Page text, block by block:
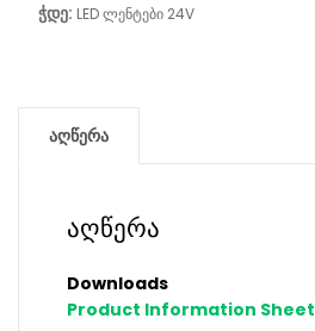
ჭდე: LED ლენტები 24V
აღწერა
აღწერა
Downloads
Product Information Sheet